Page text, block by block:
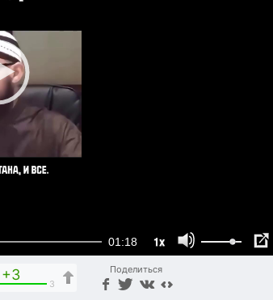
01:18 1x
+3
3
Поделиться